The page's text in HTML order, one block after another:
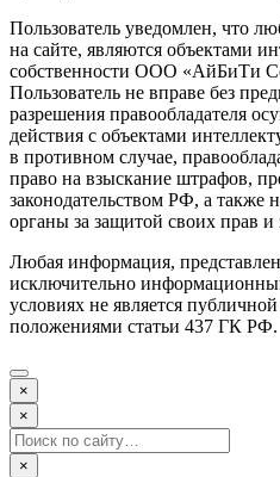
Пользователь уведомлен, что
на сайте, являются объектами
собственности ООО «АйБиТи
Пользователь не вправе без
разрешения правообладателя
действия с объектами
в противном случае,
право на взыскание штрафов,
законодательством РФ, а также
органы за защитой своих прав и
Любая информация,
исключительно
условиях не является
положениями статьи 437 ГК РФ.
×
×
×